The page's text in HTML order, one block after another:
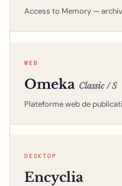
Access to Memory —
WEB
Omeka Classic / S
Plateforme web de
DESKTOP
Encyclia